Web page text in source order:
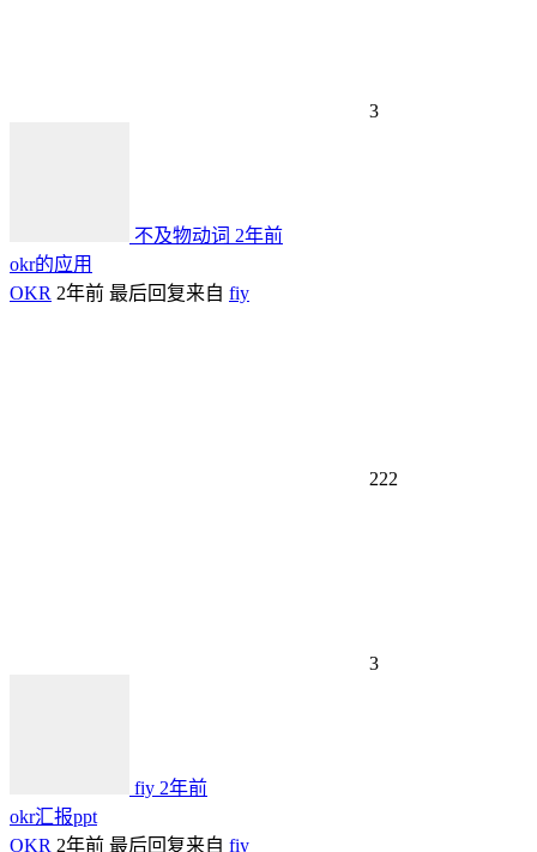
3
不及物动词 2年前
okr的应用
OKR 2年前 最后回复来自 fiy
222
3
fiy 2年前
okr汇报ppt
OKR 2年前 最后回复来自 fiy